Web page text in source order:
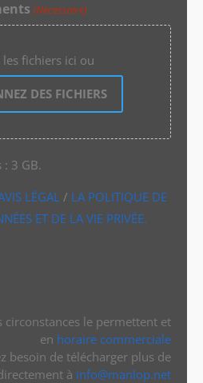
(Nécessaire)
les fichiers ici ou
DES FICHIERS
3 GB.
LÉGAL / LA POLITIQUE DE
ET DE LA VIE PRIVÉE.
circonstances le permettent et
en horaire commerciale
besoin de télécharger plus de
à info@manlop.net